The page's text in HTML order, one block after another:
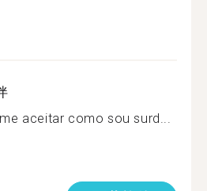
aceitar como sou surd...